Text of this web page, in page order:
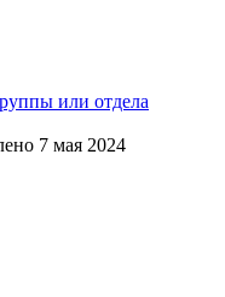
или отдела
7 мая 2024